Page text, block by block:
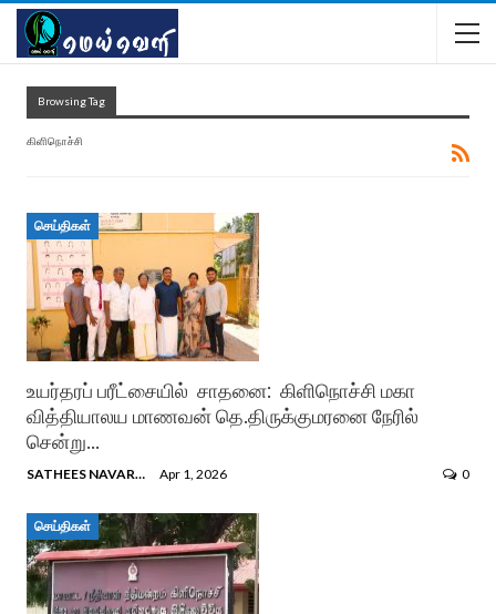
Browsing Tag
கிளிநொச்சி
செய்திகள்
உயர்தரப் பரீட்சையில் சாதனை: கிளிநொச்சி மகா
வித்தியாலய மாணவன் தெ.திருக்குமரனை நேரில்
சென்று…
SATHEES NAVARATNAM Apr 1, 2026 0
செய்திகள்